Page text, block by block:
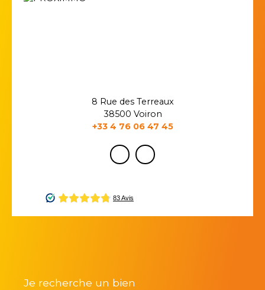
8 Rue des Terreaux
38500 Voiron
+33 4 76 06 47 45
Je recherche un bien